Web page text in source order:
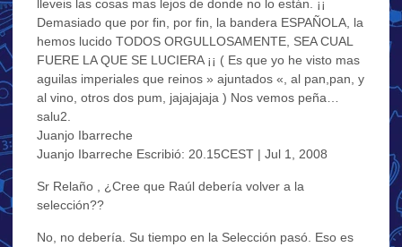
lleveis las cosas mas lejos de donde no lo están. ¡¡
Demasiado que por fin, por fin, la bandera ESPAÑOLA, la
hemos lucido TODOS ORGULLOSAMENTE, SEA CUAL
FUERE LA QUE SE LUCIERA ¡¡ ( Es que yo he visto mas
aguilas imperiales que reinos » ajuntados «, al pan,pan, y
al vino, otros dos pum, jajajajaja ) Nos vemos peña…
salu2.
Juanjo Ibarreche
Juanjo Ibarreche Escribió: 20.15CEST | Jul 1, 2008
Sr Relaño , ¿Cree que Raúl debería volver a la
selección??
No, no debería. Su tiempo en la Selección pasó. Eso es